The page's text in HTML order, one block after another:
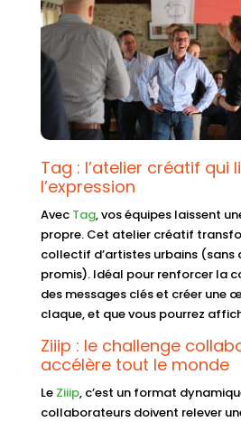
Tag : l’atelier créatif qui
l’expression
Avec Tag, vos équipes laissent
propre. Cet atelier créatif
collectif d’artistes urbains (sans
promis). Idéal pour renforcer la
des messages clés et créer une
claque, et que vous pourrez
Ziiip : le challenge
accélère tout le monde
Le Ziiip, c’est un format
collaborateurs doivent relever